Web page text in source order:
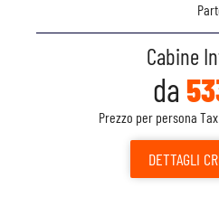
Cabine
da
Prezzo per persona
DETTAGLI